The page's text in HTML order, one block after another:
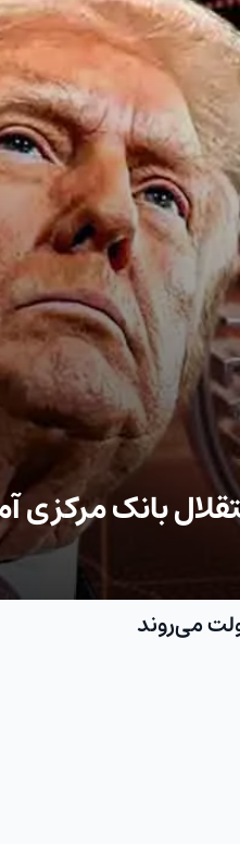
بانک مرکزی
می‌روند